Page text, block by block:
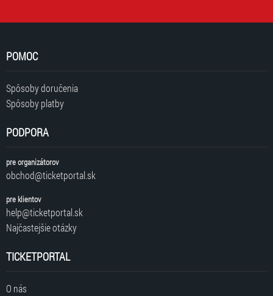
POMOC
Spôsoby doručenia
Spôsoby platby
PODPORA
pre organizátorov
obchod@ticketportal.sk
pre klientov
help@ticketportal.sk
Najčastejšie otázky
TICKETPORTAL
O nás